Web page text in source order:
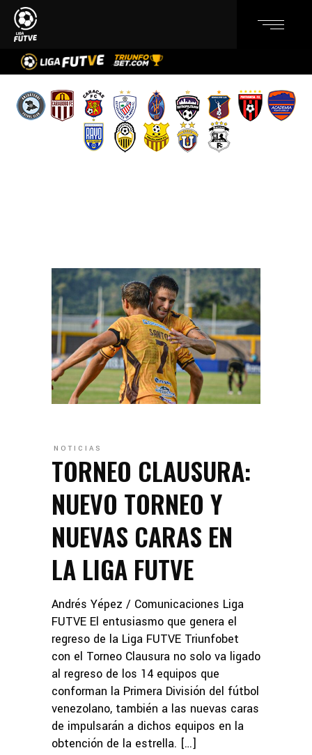
NOTICIAS
TORNEO CLAUSURA:
NUEVO TORNEO Y
NUEVAS CARAS EN
LA LIGA FUTVE
Andrés Yépez / Comunicaciones Liga
FUTVE El entusiasmo que genera el
regreso de la Liga FUTVE Triunfobet
con el Torneo Clausura no solo va ligado
al regreso de los 14 equipos que
conforman la Primera División del fútbol
venezolano, también a las nuevas caras
de impulsarán a dichos equipos en la
obtención de la estrella. […]